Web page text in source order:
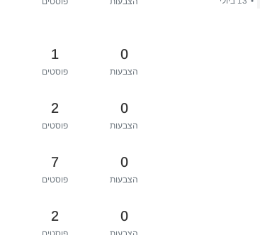
0
הצבעות
1
פוסטים
0
הצבעות
2
פוסטים
0
הצבעות
7
פוסטים
0
2